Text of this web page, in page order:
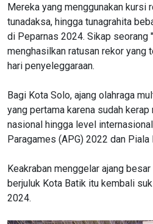
Mereka yang menggunakan kursi
tunadaksa, hingga tunagrahita
di Peparnas 2024. Sikap seorang
menghasilkan ratusan rekor yang
hari penyeleggaraan.
Bagi Kota Solo, ajang olahraga
yang pertama karena sudah
nasional hingga level
Paragames (APG) 2022 dan Piala
Keakraban menggelar ajang
berjuluk Kota Batik itu kembali
2024.